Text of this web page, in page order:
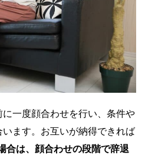
一度顔合わせを行い、条件や
ます。お互いが納得できれば
合は、顔合わせの段階で辞退